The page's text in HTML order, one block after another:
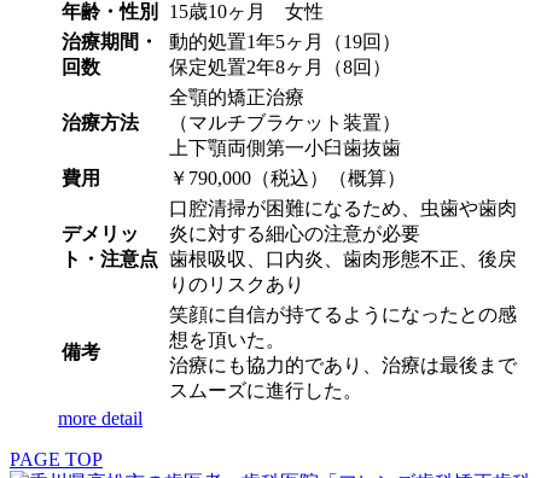
年齢・性別
15歳10ヶ月 女性
治療期間・
回数
動的処置1年5ヶ月（19回）
保定処置2年8ヶ月（8回）
治療方法
全顎的矯正治療
（マルチブラケット装置）
上下顎両側第一小臼歯抜歯
費用
￥790,000（税込）（概算）
デメリッ
ト・注意点
口腔清掃が困難になるため、虫歯や歯肉
炎に対する細心の注意が必要
歯根吸収、口内炎、歯肉形態不正、後戻
りのリスクあり
備考
笑顔に自信が持てるようになったとの感
想を頂いた。
治療にも協力的であり、治療は最後まで
スムーズに進行した。
more detail
PAGE TOP